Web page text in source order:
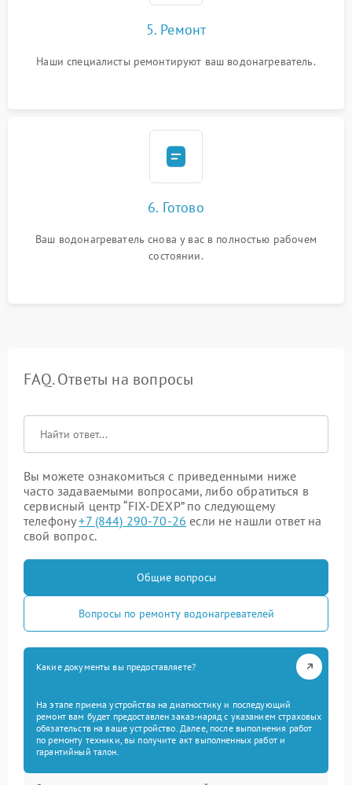
5. Ремонт
Наши специалисты ремонтируют ваш водонагреватель.
6. Готово
Ваш водонагреватель снова у вас в полностью рабочем
состоянии.
FAQ. Ответы на вопросы
Вы можете ознакомиться с приведенными ниже
часто задаваемыми вопросами, либо обратиться в
сервисный центр “FIX-DEXP” по следующему
телефону+7 (844) 290-70-26 если не нашли ответ на
свой вопрос.
Общие вопросы
Вопросы по ремонту водонагревателей
Какие документы вы предоставляете?
На этапе приема устройства на диагностику и последующий
ремонт вам будет предоставлен заказ-наряд с указанием страховых
обязательств на ваше устройство. Далее, после выполнения работ
по ремонту техники, вы получите акт выполненных работ и
гарантийный талон.